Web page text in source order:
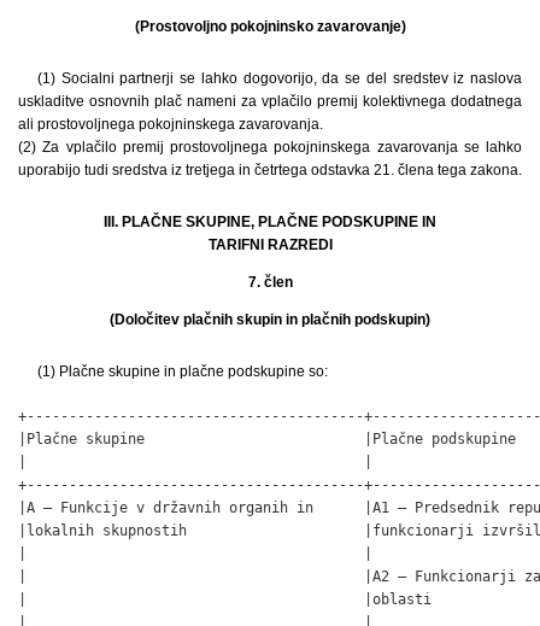
(Prostovoljno pokojninsko zavarovanje)
(1) Socialni partnerji se lahko dogovorijo, da se del sredstev iz naslova
uskladitve osnovnih plač nameni za vplačilo premij kolektivnega dodatnega
ali prostovoljnega pokojninskega zavarovanja.
(2) Za vplačilo premij prostovoljnega pokojninskega zavarovanja se lahko
uporabijo tudi sredstva iz tretjega in četrtega odstavka 21. člena tega zakona.
III. PLAČNE SKUPINE, PLAČNE PODSKUPINE IN
TARIFNI RAZREDI
7. člen
(Določitev plačnih skupin in plačnih podskupin)
(1) Plačne skupine in plačne podskupine so:
+----------------------------------------
|Plačne skupine                          |Plačne
+----------------------------------------
|A – Funkcije v državnih organih in      |A1 – Predsednik
|lokalnih skupnostih                     |funkcionarji
|                                        |A2 – Funkcionarji
|                                        |oblasti